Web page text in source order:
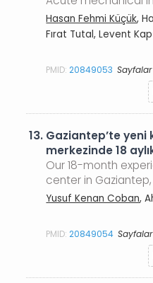
Hasan Fehmi Küçük,
Fırat Tutal, Levent
PMID:20849053
13. Gaziantep’te yeni
merkezinde 18
Our 18-month
center in Gaziantep,
Yusuf Kenan Coban,
PMID:20849054